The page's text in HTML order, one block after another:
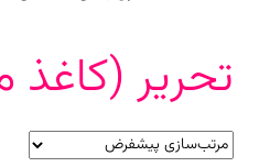
محصولات فروشگاه آنلاین
ارتباط با ما
تحریر